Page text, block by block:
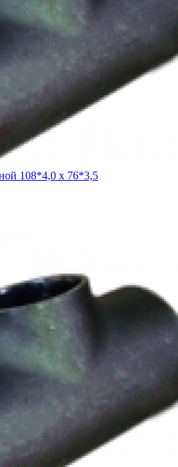
108*4,0 х 76*3,5